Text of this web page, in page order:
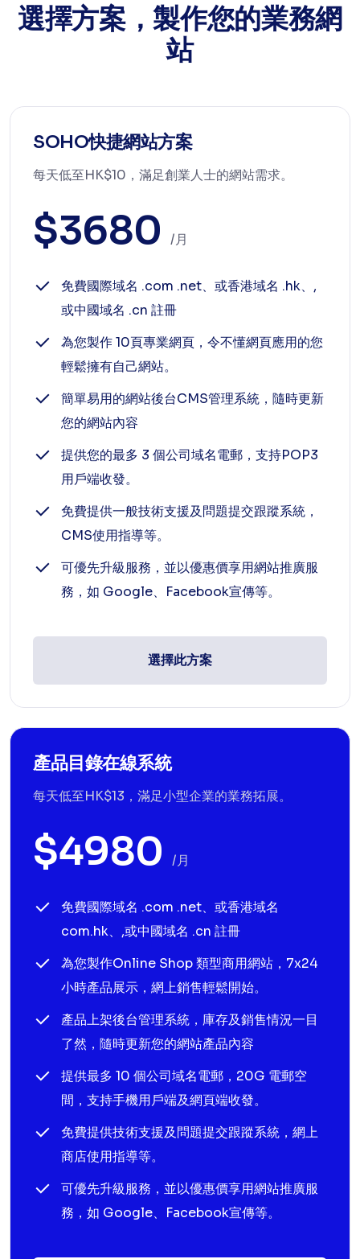
選擇方案，製作您的業務網
站
SOHO快捷網站方案
每天低至HK$10，滿足創業人士的網站需求。
$3680 /月
免費國際域名 .com .net、或香港域名 .hk、,
或中國域名 .cn 註冊
為您製作 10頁專業網頁，令不懂網頁應用的您
輕鬆擁有自己網站。
簡單易用的網站後台CMS管理系統，隨時更新
您的網站內容
提供您的最多 3 個公司域名電郵，支持POP3
用戶端收發。
免費提供一般技術支援及問題提交跟蹤系統，
CMS使用指導等。
可優先升級服務，並以優惠價享用網站推廣服
務，如 Google、Facebook宣傳等。
選擇此方案
產品目錄在線系統
每天低至HK$13，滿足小型企業的業務拓展。
$4980 /月
免費國際域名 .com .net、或香港域名
com.hk、,或中國域名 .cn 註冊
為您製作Online Shop 類型商用網站，7x24
小時產品展示，網上銷售輕鬆開始。
產品上架後台管理系統，庫存及銷售情況一目
了然，隨時更新您的網站產品內容
提供最多 10 個公司域名電郵，20G 電郵空
間，支持手機用戶端及網頁端收發。
免費提供技術支援及問題提交跟蹤系統，網上
商店使用指導等。
可優先升級服務，並以優惠價享用網站推廣服
務，如 Google、Facebook宣傳等。